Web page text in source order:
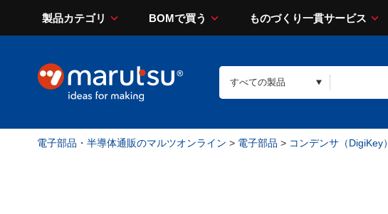
製品カテゴリ BOMで買う ものづくり一貫サービス
電子部品・半導体通販のマルツオンライン > 電子部品 > コンデンサ（DigiKey）